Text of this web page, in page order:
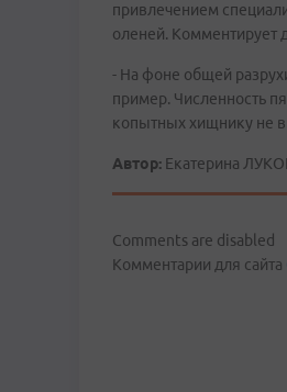
привлечением
оленей. Комментирует
- На фоне общей
пример. Численность
копытных хищнику не
Автор: Екатерина
Comments are disabled
Комментарии для сайта